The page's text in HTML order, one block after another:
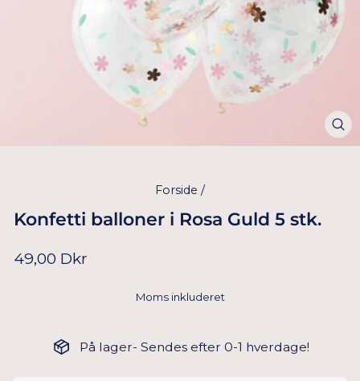
Forside /
Konfetti balloner i Rosa Guld 5 stk.
Normal
49,00 Dkr
Moms inkluderet
På lager- Sendes efter 0-1 hverdage!